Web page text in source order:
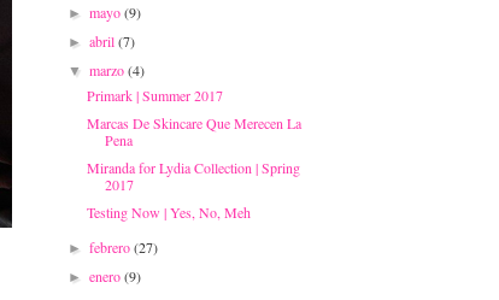
►mayo(9)
►abril(7)
▼marzo(4)
Primark | Summer 2017
Marcas De Skincare Que Merecen La
Pena
Miranda for Lydia Collection | Spring
2017
Testing Now | Yes, No, Meh
►febrero(27)
►enero(9)